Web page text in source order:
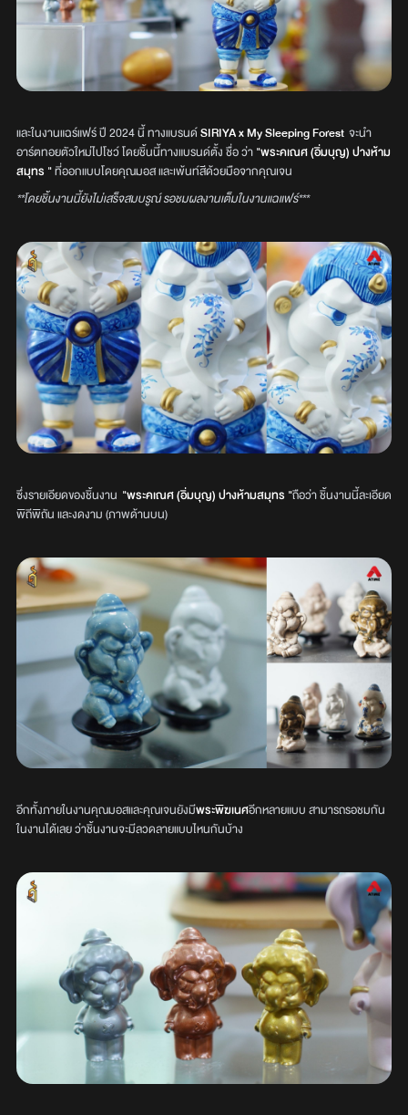
และในงานแฉร์แฟร์ ปี 2024 นี้ ทางแบรนด์SIRIYA x My Sleeping Forest จะนำ
อาร์ตทอยตัวใหม่ไปโชว์ โดยชิ้นนี้ทางแบรนด์ตั้ง ชื่อ ว่า"พระคเณศ (อิ่มบุญ) ปางห้าม
สมุทร "ที่ออกแบบโดยคุณมอส และเพ้นท์สีด้วยมือจากคุณเจน
**โดยชิ้นงานนี้ยังไม่เสร็จสมบรูณ์ รอชมผลงานเต็มในงานแฉแฟร์***
ซึ่งรายเอียดของชิ้นงาน "พระคเณศ (อิ่มบุญ) ปางห้ามสมุทร "ถือว่า ชิ้นงานนี้ละเอียด
พิถีพิถัน และงดงาม (ภาพด้านบน)
อีกทั้งภายในงานคุณมอสและคุณเจนยังมีพระพิฆเนศอีกหลายแบบ สามารถรอชมกัน
ในงานได้เลย ว่าชิ้นงานจะมีลวดลายแบบไหนกันบ้าง